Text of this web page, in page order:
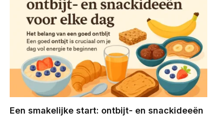
Een smakelijke start: ontbijt- en snackideeën